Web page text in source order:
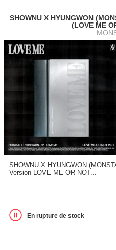
SHOWNU X HYUNGWON
(LOVE ME
SHOWNU X HYUNGWON
Version LOVE ME OR NOT...
En rupture de stock